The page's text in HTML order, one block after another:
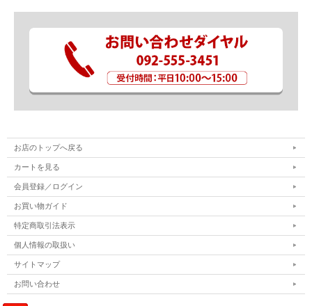
お店のトップへ戻る
カートを見る
会員登録／ログイン
お買い物ガイド
特定商取引法表示
個人情報の取扱い
サイトマップ
お問い合わせ